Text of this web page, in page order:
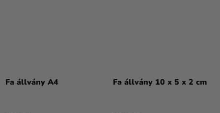
Fa állvány A4 Fa állvány 10 x 5 x 2 cm